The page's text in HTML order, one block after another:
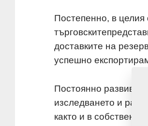
Постепенно, в
доставките на
успешно
Постоянно
изследването и
както и в